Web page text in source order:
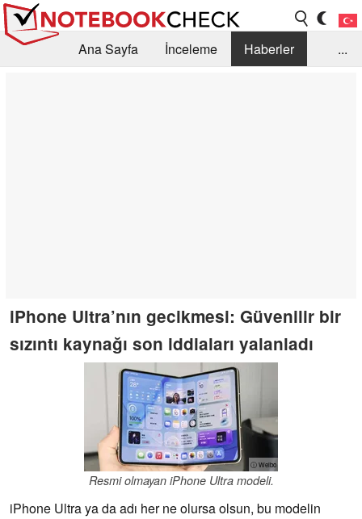
Ana Sayfa İnceleme
Haberler
...
iPhone Ultra’nın gecikmesi: Güvenilir bir
sızıntı kaynağı son iddiaları yalanladı
ⓘ Weibo
Resmi olmayan iPhone Ultra modeli.
iPhone Ultra ya da adı her ne olursa olsun, bu modelin